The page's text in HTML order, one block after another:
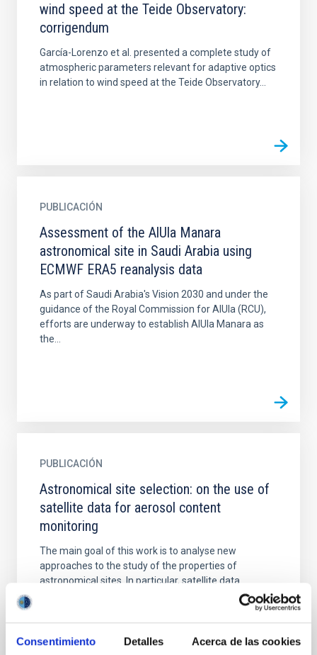
Consentimiento Detalles Acerca de las cookies
wind speed at the Teide Observatory:
corrigendum
García-Lorenzo et al. presented a complete study of
atmospheric parameters relevant for adaptive optics
in relation to wind speed at the Teide Observatory...
PUBLICACIÓN
Assessment of the AlUla Manara
astronomical site in Saudi Arabia using
ECMWF ERA5 reanalysis data
As part of Saudi Arabia's Vision 2030 and under the
guidance of the Royal Commission for AlUla (RCU),
efforts are underway to establish AlUla Manara as
the...
PUBLICACIÓN
Astronomical site selection: on the use of
satellite data for aerosol content
monitoring
The main goal of this work is to analyse new
approaches to the study of the properties of
astronomical sites. In particular, satellite data